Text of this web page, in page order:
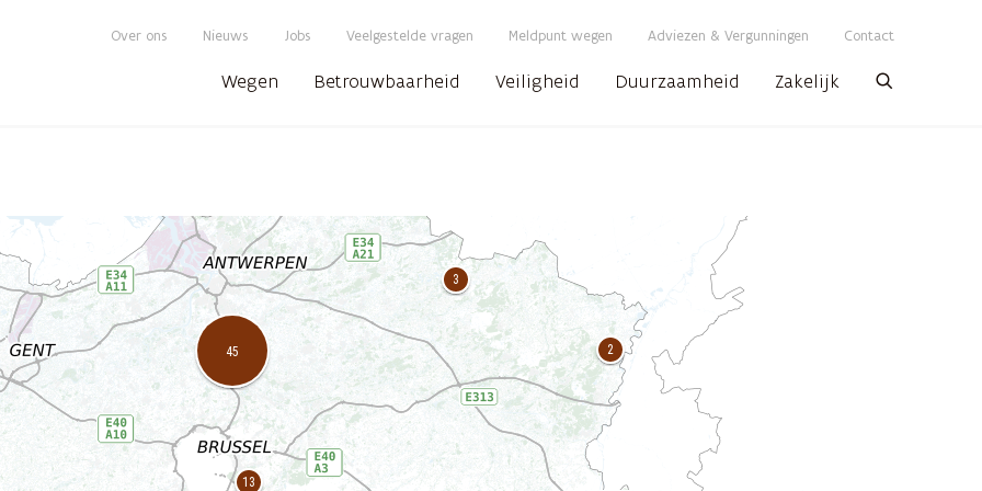
Over ons Nieuws Jobs Veelgestelde vragen Meldpunt wegen Adviezen & Vergunningen Contact
Wegen Betrouwbaarheid Veiligheid Duurzaamheid Zakelijk